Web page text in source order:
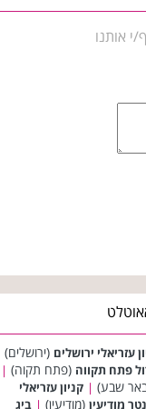
אותנו
עזריאלי ירושלים (ירושלים)
פתח תקווה (פתח תקוה) |
שבע) | קניון עזריאלי
מודיעין (מודיעין) | ביג